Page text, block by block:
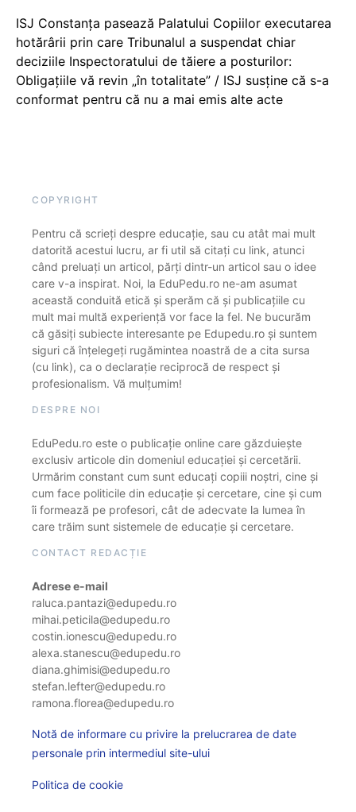
ISJ Constanța pasează Palatului Copiilor executarea
hotărârii prin care Tribunalul a suspendat chiar
deciziile Inspectoratului de tăiere a posturilor:
Obligațiile vă revin „în totalitate” / ISJ susține că s-a
conformat pentru că nu a mai emis alte acte
COPYRIGHT
Pentru că scrieți despre educație, sau cu atât mai mult
datorită acestui lucru, ar fi util să citați cu link, atunci
când preluați un articol, părți dintr-un articol sau o idee
care v-a inspirat. Noi, la EduPedu.ro ne-am asumat
această conduită etică și sperăm că și publicațiile cu
mult mai multă experiență vor face la fel. Ne bucurăm
că găsiți subiecte interesante pe Edupedu.ro și suntem
siguri că înțelegeți rugămintea noastră de a cita sursa
(cu link), ca o declarație reciprocă de respect și
profesionalism. Vă mulțumim!
DESPRE NOI
EduPedu.ro este o publicație online care găzduiește
exclusiv articole din domeniul educației și cercetării.
Urmărim constant cum sunt educați copiii noștri, cine și
cum face politicile din educație și cercetare, cine și cum
îi formează pe profesori, cât de adecvate la lumea în
care trăim sunt sistemele de educație și cercetare.
CONTACT REDACȚIE
Adrese e-mail
raluca.pantazi@edupedu.ro
mihai.peticila@edupedu.ro
costin.ionescu@edupedu.ro
alexa.stanescu@edupedu.ro
diana.ghimisi@edupedu.ro
stefan.lefter@edupedu.ro
ramona.florea@edupedu.ro
Notă de informare cu privire la prelucrarea de date
personale prin intermediul site-ului
Politica de cookie